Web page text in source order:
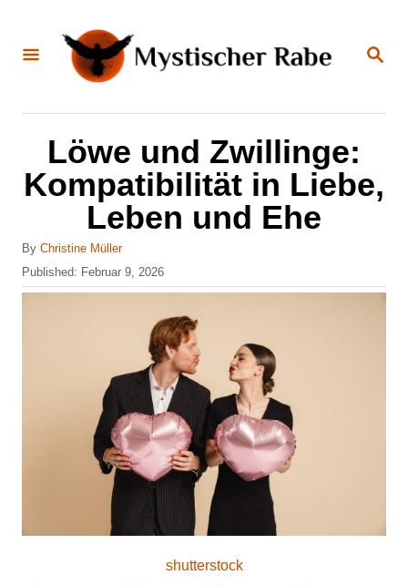
S
E
Löwe und Zwillinge:
Kompatibilität in Liebe,
Leben und Ehe
By A
u
t
Christine Müller
P
o
Published: Februar 9, 2026
shutterstock